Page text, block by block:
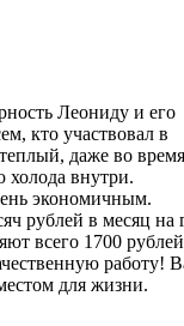
Леониду и его
кто участвовал в
даже во время
внутри.
экономичным.
рублей в месяц на
всего 1700
работу!
для жизни.